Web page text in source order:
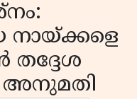
നായ്ക്കളെ
തദ്ദേശ
അനുമതി